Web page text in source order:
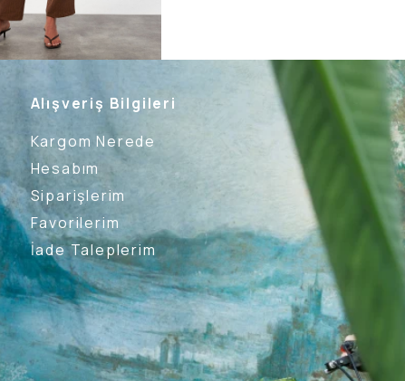
Alışveriş Bilgileri
Kargom Nerede
Hesabım
Siparişlerim
Favorilerim
İade Taleplerim